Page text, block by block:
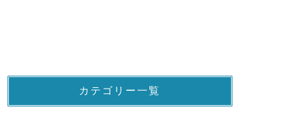
カテゴリー一覧